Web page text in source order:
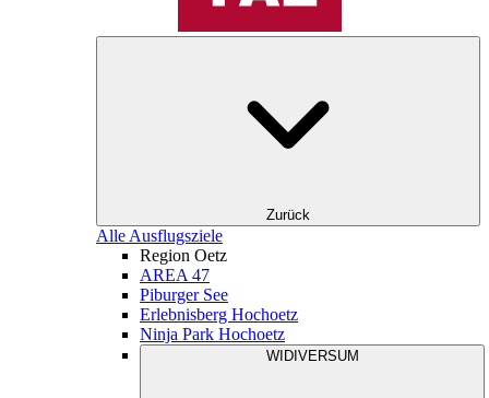
Zurück
Alle Ausflugsziele
Region Oetz
AREA 47
Piburger See
Erlebnisberg Hochoetz
Ninja Park Hochoetz
WIDIVERSUM